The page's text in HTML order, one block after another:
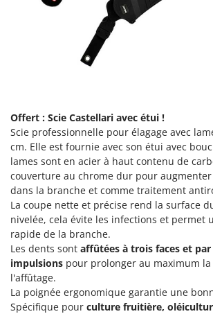
Stiga
Sunseeker
TecnoGen
Tellarini Pompe
Telwin
Tenco
Tineco
Titania
Tornado
Tre Spade
Trev - Abrek - TecnoVIR
Trotec
Offert : Scie Castellari avec étui !
Scie professionnelle pour élagage avec
cm. Elle est fournie avec son étui avec
lames sont en acier à haut contenu de
couverture au chrome dur pour
dans la branche et comme traitement
La coupe nette et précise rend la surface
nivelée, cela évite les infections et permet
rapide de la branche.
Les dents sont affûtées à trois faces et
impulsions pour prolonger au maximum
l'affûtage.
La poignée ergonomique garantie une
Spécifique pour culture fruitière,